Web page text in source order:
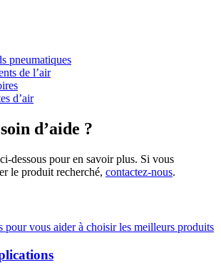
pneumatiques
de l’air
d’air
d’aide ?
dessous pour en savoir plus. Si vous
le produit recherché, contactez-nous.
pour vous aider à choisir les meilleurs produits